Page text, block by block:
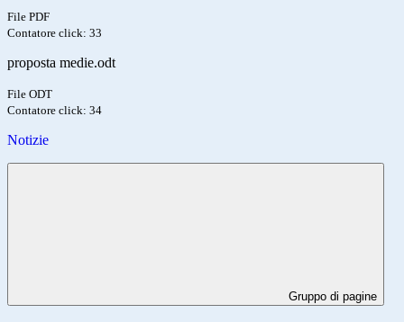
File PDF
Contatore click: 33
proposta medie.odt
File ODT
Contatore click: 34
Notizie
Gruppo di pagine